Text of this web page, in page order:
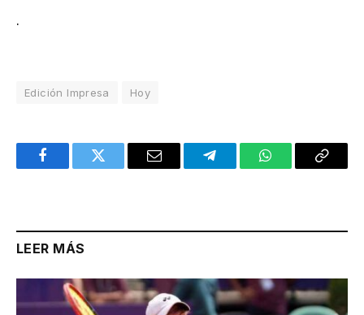
.
Edición Impresa Hoy
FacebookTwitter Email TelegramWhatsAppCopy
LEER MÁS